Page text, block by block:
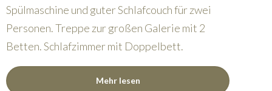
Spülmaschine und guter Schlafcouch für zwei
Personen. Treppe zur großen Galerie mit 2
Betten. Schlafzimmer mit Doppelbett.
Mehr lesen